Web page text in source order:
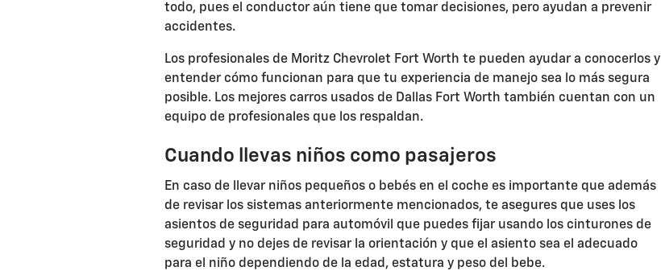
todo, pues el conductor aún tiene que tomar decisiones, pero ayudan a prevenir
accidentes.
Los profesionales de Moritz Chevrolet Fort Worth te pueden ayudar a conocerlos y
entender cómo funcionan para que tu experiencia de manejo sea lo más segura
posible. Los mejores carros usados de Dallas Fort Worth también cuentan con un
equipo de profesionales que los respaldan.
Cuando llevas niños como pasajeros
En caso de llevar niños pequeños o bebés en el coche es importante que además
de revisar los sistemas anteriormente mencionados, te asegures que uses los
asientos de seguridad para automóvil que puedes fijar usando los cinturones de
seguridad y no dejes de revisar la orientación y que el asiento sea el adecuado
para el niño dependiendo de la edad, estatura y peso del bebe.